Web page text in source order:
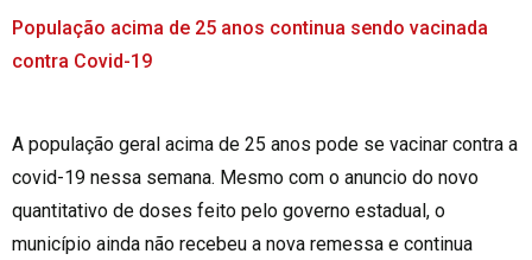
População acima de 25 anos continua sendo vacinada
contra Covid-19
A população geral acima de 25 anos pode se vacinar contra a
covid-19 nessa semana. Mesmo com o anuncio do novo
quantitativo de doses feito pelo governo estadual, o
município ainda não recebeu a nova remessa e continua